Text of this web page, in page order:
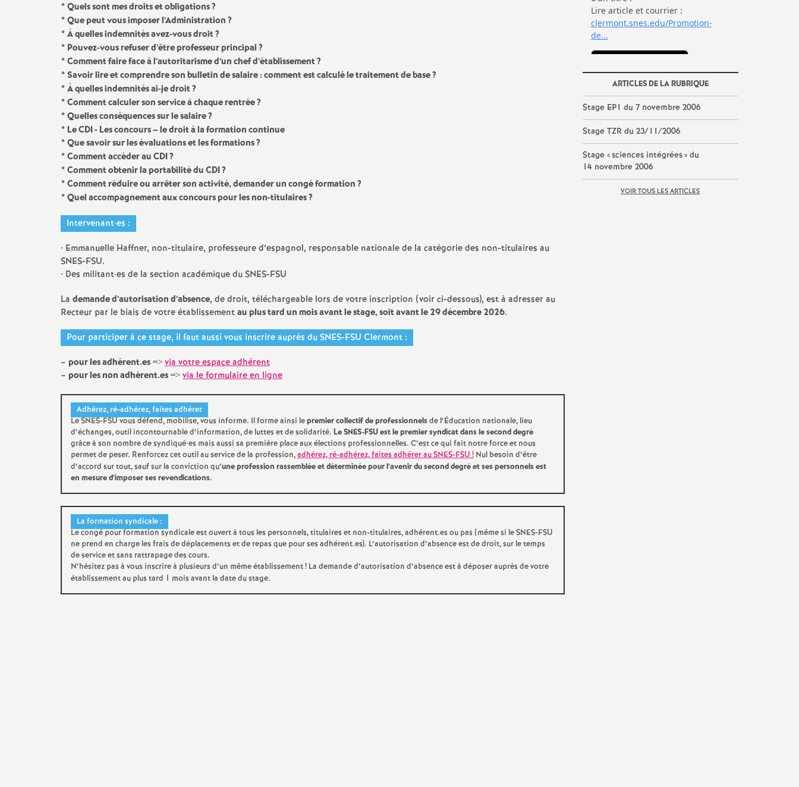
E
s
i
n
e
m
e
t
s
d
e
e
c
Prendre sa retraite
En retraite
* Quels sont mes droits et obligations?
* Que peut vous imposer l’Administration?
* À quelles indemnités avez-vous droit?
* Pouvez-vous refuser d’être professeur principal?
* Comment faire face à l’autoritarisme d’un chef d’établissement?
* Savoir lire et comprendre son bulletin de salaire : comment est calculé le traitement de base?
* À quelles indemnités ai-je droit?
* Comment calculer son service à chaque rentrée?
* Quelles conséquences sur le salaire?
* Le CDI - Les concours – le droit à la formation continue
* Que savoir sur les évaluations et les formations?
* Comment accéder au CDI?
* Comment obtenir la portabilité du CDI?
* Comment réduire ou arrêter son activité, demander un congé formation?
* Quel accompagnement aux concours pour les non-titulaires?
Intervenant·es :
• Emmanuelle Haffner, non-titulaire, professeure d’espagnol, responsable nationale de la catégorie des non-titulaires au
SNES-FSU.
• Des militant·es de la section académique du SNES-FSU
La demande d’autorisation d’absence, de droit, téléchargeable lors de votre inscription (voir ci-dessous), est à adresser au
Recteur par le biais de votre établissementau plus tard un mois avant le stage, soit avant le 29 décembre 2026.
Pour participer à ce stage, il faut aussi vous inscrire auprès du SNES-FSU Clermont :
– pour les adhérent.es=>via votre espace adhérent
– pour les non adhérent.es=>via le formulaire en ligne
Adhérez, ré-adhérez, faites adhérer
Le SNES-FSU vous défend, mobilise, vous informe. Il forme ainsi lepremier collectif de professionnelsde l’Éducation nationale, lieu
d’échanges, outil incontournable d’information, de luttes et de solidarité. Le SNES-FSU est le premier syndicat dans le second degré
grâce à son nombre de syndiqué•es mais aussi sa première place aux élections professionnelles. C’est ce qui fait notre force et nous
permet de peser. Renforcez cet outil au service de la profession,adhérez, ré-adhérez, faites adhérer au SNES-FSU! Nul besoin d’être
d’accord sur tout, sauf sur la conviction qu’une profession rassemblée et déterminée pour l’avenir du second degré et ses personnels est
en mesure d’imposer ses revendications.
La formation syndicale :
Le congé pour formation syndicale est ouvert à tous les personnels, titulaires et non-titulaires, adhérent.es ou pas (même si le SNES-FSU
ne prend en charge les frais de déplacements et de repas que pour ses adhérent.es). L’autorisation d’absence est de droit, sur le temps
de service et sans rattrapage des cours.
N’hésitez pas à vous inscrire à plusieurs d’un même établissement! La demande d’autorisation d’absence est à déposer auprès de votre
établissement au plus tard 1 mois avant la date du stage.
ARTICLES DE LA RUBRIQUE
Stage EP1 du 7 novembre 2006
Stage TZR du 23/11/2006
Stage «sciences intégrées» du
14 novembre 2006
VOIR TOUS LES ARTICLES